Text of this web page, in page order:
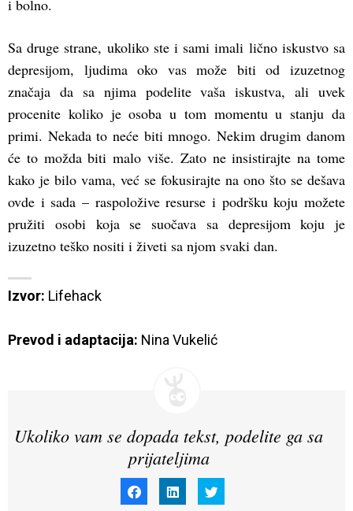
i bolno.
Sa druge strane, ukoliko ste i sami imali lično iskustvo sa
depresijom, ljudima oko vas može biti od izuzetnog
značaja da sa njima podelite vaša iskustva, ali uvek
procenite koliko je osoba u tom momentu u stanju da
primi. Nekada to neće biti mnogo. Nekim drugim danom
će to možda biti malo više. Zato ne insistirajte na tome
kako je bilo vama, već se fokusirajte na ono što se dešava
ovde i sada – raspoložive resurse i podršku koju možete
pružiti osobi koja se suočava sa depresijom koju je
izuzetno teško nositi i živeti sa njom svaki dan.
Izvor: Lifehack
Prevod i adaptacija: Nina Vukelić
Ukoliko vam se dopada tekst, podelite ga sa
prijateljima
share share share